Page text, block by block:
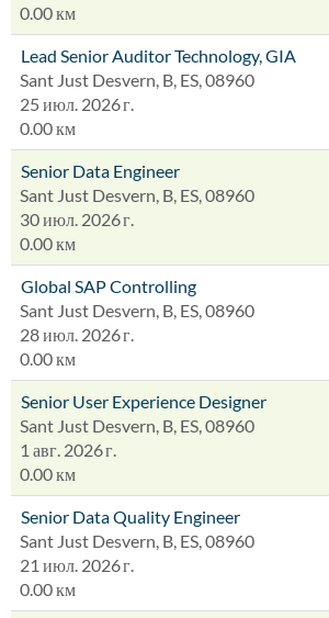
0.00 км
Lead Senior Auditor Technology, GIA
Sant Just Desvern, B, ES, 08960
25 июл. 2026 г.
0.00 км
Senior Data Engineer
Sant Just Desvern, B, ES, 08960
30 июл. 2026 г.
0.00 км
Global SAP Controlling
Sant Just Desvern, B, ES, 08960
28 июл. 2026 г.
0.00 км
Senior User Experience Designer
Sant Just Desvern, B, ES, 08960
1 авг. 2026 г.
0.00 км
Senior Data Quality Engineer
Sant Just Desvern, B, ES, 08960
21 июл. 2026 г.
0.00 км